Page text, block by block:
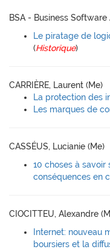
BSA - Business Software
Le piratage de
(Historique)
CARRIÈRE, Laurent (Me)
La protection des
Les marques de
CASSÉUS, Lucianie (Me)
10 choses à savoir
conséquences en
CIOCITTEU, Alexandre
Internet: nouveau
boursiers et la